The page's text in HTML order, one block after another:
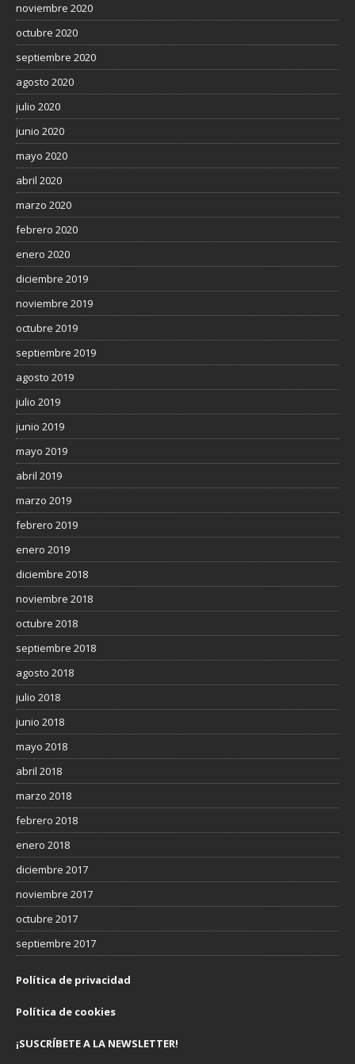
noviembre 2020
octubre 2020
septiembre 2020
agosto 2020
julio 2020
junio 2020
mayo 2020
abril 2020
marzo 2020
febrero 2020
enero 2020
diciembre 2019
noviembre 2019
octubre 2019
septiembre 2019
agosto 2019
julio 2019
junio 2019
mayo 2019
abril 2019
marzo 2019
febrero 2019
enero 2019
diciembre 2018
noviembre 2018
octubre 2018
septiembre 2018
agosto 2018
julio 2018
junio 2018
mayo 2018
abril 2018
marzo 2018
febrero 2018
enero 2018
diciembre 2017
noviembre 2017
octubre 2017
septiembre 2017
Política de privacidad
Política de cookies
¡SUSCRÍBETE A LA NEWSLETTER!